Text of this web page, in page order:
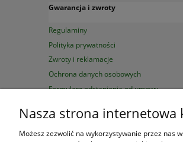
Gwarancja i zwroty
Regulaminy
Polityka prywatności
Zwroty i reklamacje
Ochrona danych osobowych
Formularz odstąpienia od umowy
Nasza strona internetowa
Możesz zezwolić na wykorzystywanie przez nas